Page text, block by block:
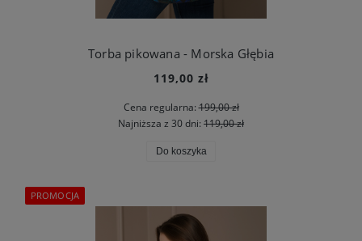
Torba pikowana - Morska Głębia
119,00 zł
Cena regularna:199,00 zł
Najniższa z 30 dni: 119,00 zł
Do koszyka
PROMOCJA